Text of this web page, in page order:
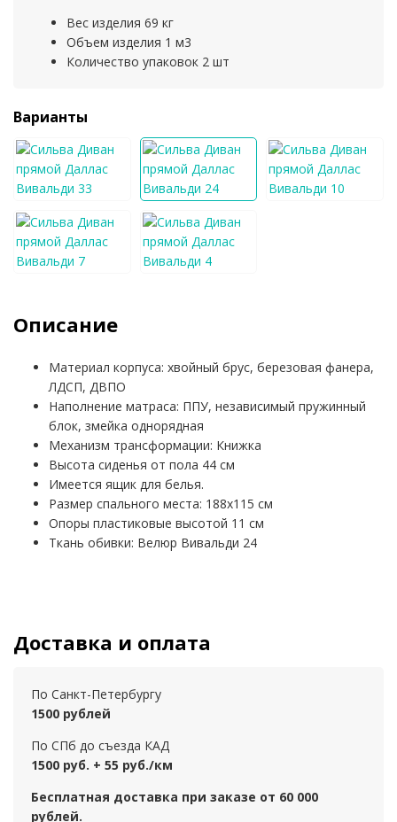
Вес изделия 69 кг
Объем изделия 1 м3
Количество упаковок 2 шт
Варианты
Описание
Материал корпуса: хвойный брус, березовая фанера,
ЛДСП, ДВПО
Наполнение матраса: ППУ, независимый пружинный
блок, змейка однорядная
Механизм трансформации: Книжка
Высота сиденья от пола 44 см
Имеется ящик для белья.
Размер спального места: 188х115 см
Опоры пластиковые высотой 11 см
Ткань обивки: Велюр Вивальди 24
Доставка и оплата
По Санкт-Петербургу
1500 рублей
По СПб до съезда КАД
1500 руб. + 55 руб./км
Бесплатная доставка при заказе от 60 000
рублей.